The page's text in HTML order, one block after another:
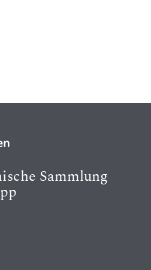
Sammlung